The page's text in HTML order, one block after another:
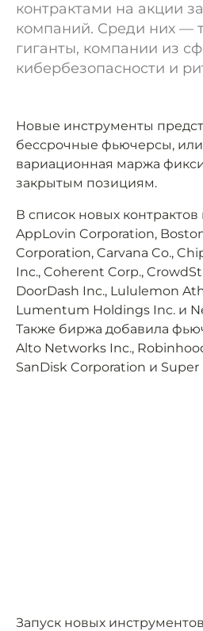
контрактами на акции
компаний. Среди них —
гиганты, компании из
кибербезопасности и
Новые инструменты
бессрочные фьючерсы,
вариационная маржа
закрытым позициям.
В список новых
AppLovin Corporation,
Corporation, Carvana Co.,
Inc., Coherent Corp.,
DoorDash Inc., Lululemon
Lumentum Holdings Inc. и
Также биржа добавила
Alto Networks Inc.,
SanDisk Corporation и
Запуск новых